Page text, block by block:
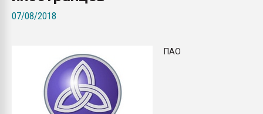
07/08/2018
ПАО